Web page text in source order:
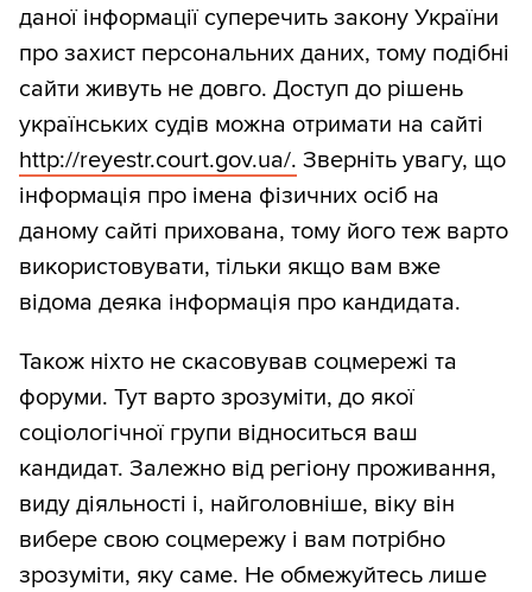
даної інформації суперечить закону України
про захист персональних даних, тому подібні
сайти живуть не довго. Доступ до рішень
українських судів можна отримати на сайті
http://reyestr.court.gov.ua/. Зверніть увагу, що
інформація про імена фізичних осіб на
даному сайті прихована, тому його теж варто
використовувати, тільки якщо вам вже
відома деяка інформація про кандидата.
Також ніхто не скасовував соцмережі та
форуми. Тут варто зрозуміти, до якої
соціологічної групи відноситься ваш
кандидат. Залежно від регіону проживання,
виду діяльності і, найголовніше, віку він
вибере свою соцмережу і вам потрібно
зрозуміти, яку саме. Не обмежуйтесь лише